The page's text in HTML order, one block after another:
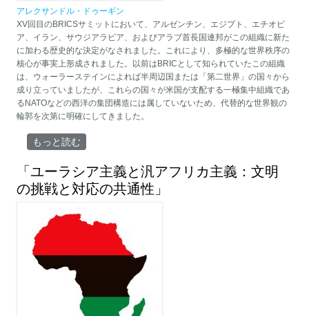
アレクサンドル・ドゥーギン
XV回目のBRICSサミットにおいて、アルゼンチン、エジプト、エチオピ
ア、イラン、サウジアラビア、およびアラブ首長国連邦がこの組織に新た
に加わる歴史的な決定がなされました。これにより、多極的な世界秩序の
核心が事実上形成されました。以前はBRICとして知られていたこの組織
は、ウォーラーステインによれば半周辺国または「第二世界」の国々から
成り立っていましたが、これらの国々が米国が支配する一極集中組織であ
るNATOなどの西洋の集団構造には属していないため、代替的な世界観の
輪郭を次第に明確にしてきました。
「多極世界の終末論」 について
もっと読む
「ユーラシア主義と汎アフリカ主義：文明
の挑戦と対応の共通性」